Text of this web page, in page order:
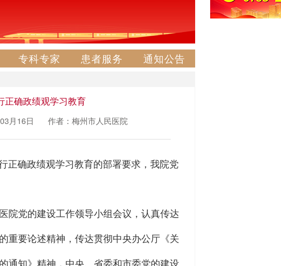
专科专家 患者服务 通知公告
正确政绩观学习教育
月16日 作者：梅州市人民医院
正确政绩观学习教育的部署要求，我院党
院党的建设工作领导小组会议，认真传达
重要论述精神，传达贯彻中央办公厅《关
通知》精神，中央、省委和市委党的建设